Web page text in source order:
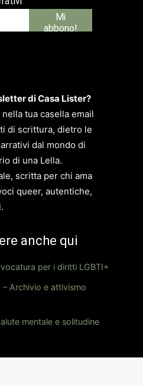
di Casa Lister?
tua casella email
di scrittura, dietro le
dal mondo di
di una Lella.
scritta per chi ama
queer, autentiche,
anche qui
per i diritti LGBTI+
– Archivio e attivismo
mentale e solitudine